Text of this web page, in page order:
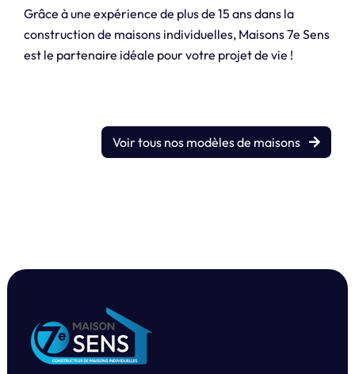
Grâce à une expérience de plus de 15 ans dans la
construction de maisons individuelles, Maisons 7e Sens
est le partenaire idéale pour votre projet de vie !
Voir tous nos modèles de maisons